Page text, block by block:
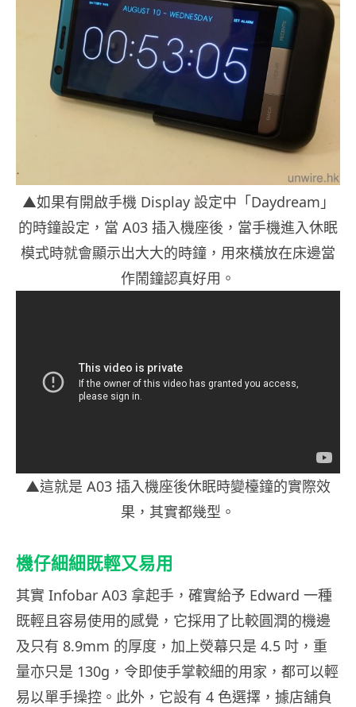
▲如果有開啟手機 Display 設定中「Daydream」
的時鐘設定，當 A03 插入機座後，當手機進入休眠
模式時就會顯示出大大的時鐘，用來橫放在床邊當
作鬧鐘認真好用。
▲這就是 A03 插入機座後休眠時變檯鐘的實際效
果，其實都幾型。
機仔細細既輕又易用
其實 Infobar A03 拿起手，確實給予 Edward 一種
既輕且容易使用的感覺，它採用了比較圓潤的機邊
及只有 8.9mm 的厚度，加上熒幕只是 4.5 吋，重
量亦只是 130g，令即使手掌較細的用家，都可以輕
易以單手操控。此外，它設有 4 色選擇，據店舖負